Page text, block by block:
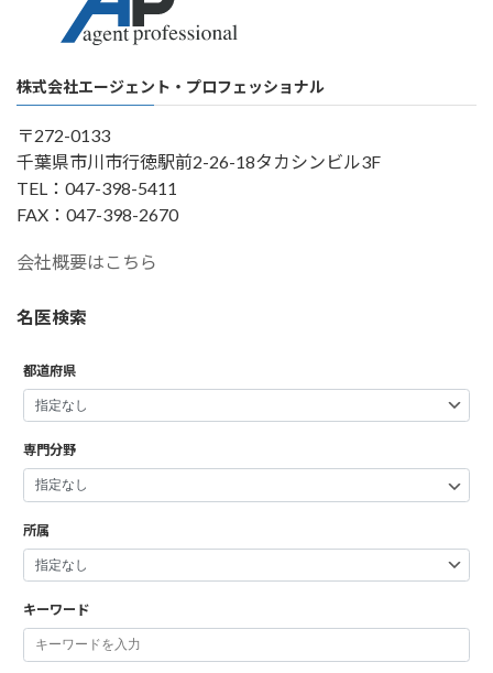
株式会社エージェント・プロフェッショナル
〒272-0133
千葉県市川市行徳駅前2-26-18タカシンビル3F
TEL：047-398-5411
FAX：047-398-2670
会社概要はこちら
名医検索
都道府県
専門分野
所属
キーワード